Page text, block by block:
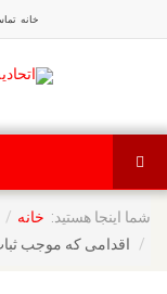
خانه
شما اینجا هستید: خانه
اقدامی که موجب